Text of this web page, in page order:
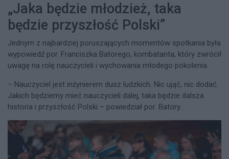
„Jaka będzie młodzież, taka
będzie przyszłość Polski”
Jednym z najbardziej poruszających momentów spotkania była
wypowiedź por. Franciszka Batorego, kombatanta, który zwrócił
uwagę na rolę nauczycieli i wychowania młodego pokolenia.
– Nauczyciel jest inżynierem dusz ludzkich. Nic ująć, nic dodać.
Jakich będziemy mieć nauczycieli dalej, taka będzie dalsza
historia i przyszłość Polski – powiedział por. Batory.